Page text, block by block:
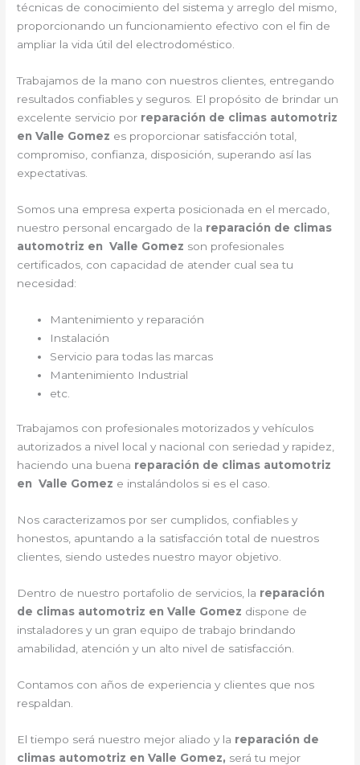
técnicas de conocimiento del sistema y arreglo del mismo,
proporcionando un funcionamiento efectivo con el fin de
ampliar la vida útil del electrodoméstico.
Trabajamos de la mano con nuestros clientes, entregando
resultados confiables y seguros. El propósito de brindar un
excelente servicio por reparación de climas automotriz
en Valle Gomez es proporcionar satisfacción total,
compromiso, confianza, disposición, superando así las
expectativas.
Somos una empresa experta posicionada en el mercado,
nuestro personal encargado de la reparación de climas
automotriz en Valle Gomez son profesionales
certificados, con capacidad de atender cual sea tu
necesidad:
Mantenimiento y reparación
Instalación
Servicio para todas las marcas
Mantenimiento Industrial
etc.
Trabajamos con profesionales motorizados y vehículos
autorizados a nivel local y nacional con seriedad y rapidez,
haciendo una buena reparación de climas automotriz
en Valle Gomez e instalándolos si es el caso.
Nos caracterizamos por ser cumplidos, confiables y
honestos, apuntando a la satisfacción total de nuestros
clientes, siendo ustedes nuestro mayor objetivo.
Dentro de nuestro portafolio de servicios, la reparación
de climas automotriz en Valle Gomez dispone de
instaladores y un gran equipo de trabajo brindando
amabilidad, atención y un alto nivel de satisfacción.
Contamos con años de experiencia y clientes que nos
respaldan.
El tiempo será nuestro mejor aliado y la reparación de
climas automotriz en Valle Gomez, será tu mejor